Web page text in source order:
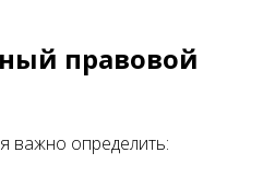
правовой
важно определить: